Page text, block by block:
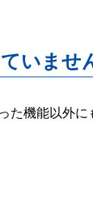
いませ
た機能以外に